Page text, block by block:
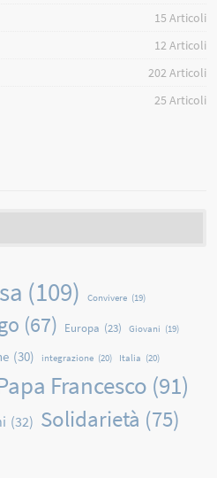
15 Articoli
12Articoli
202Articoli
25 Articoli
(109) Convivere (19)
(67) Europa (23) Giovani (19)
(30) integrazione (20) Italia (20)
Francesco (91)
(32) Solidarietà (75)